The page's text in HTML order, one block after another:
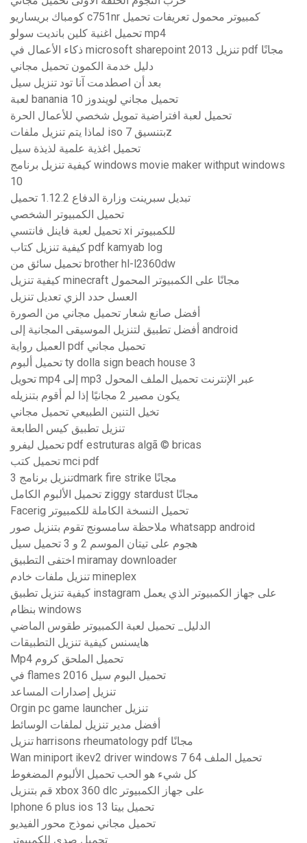
كومباك بريساريو c751nr كمبيوتر محمول تعريفات تحميل
تحميل اغنية كلين بانديت سولو mp4
ذكاء الأعمال في microsoft sharepoint 2013 تنزيل pdf مجانًا
دليل خدمة الكمون تحميل مجاني
بعد أن اصطدمت آنا تود تنزيل سيل
لعبة banania تحميل مجاني لويندوز 10
تحميل لعبة افتراضية تمويل شخصي للأعمال الحرة
لماذا يتم تنزيل ملفات iso بتنسيق 7z
تحميل اغذية علمية لذيذة سيل
كيفية تنزيل برنامج windows movie maker withput windows
10
تبديل سبرينت وزارة الدفاع 1.12.2 تحميل
تحميل الكمبيوتر الشخصي
تحميل لعبة فاينل فانتسي xi للكمبيوتر
كيفية تنزيل كتاب pdf kamyab log
تحميل سائق من brother hl-l2360dw
كيفية تنزيل minecraft مجانًا على الكمبيوتر المحمول
العسل حدد الزي تعديل تنزيل
أفضل صانع شعار تحميل مجاني من الصورة
أفضل تطبيق لتنزيل الموسيقى المجانية إلى android
العميل رواية pdf تحميل مجاني
تحميل ألبوم ty dolla sign beach house 3
تحويل mp4 إلى mp3 عبر الإنترنت تحميل الملف المحول
يكون مصير 2 مجانيًا إذا لم أقوم بتنزيله
تخيل التنين الطبيعي تحميل مجاني
تنزيل تطبيق كيس الطابعة
تحميل ليفرو pdf estruturas algã © bricas
تحميل كتب mci pdf
تنزيل برنامج 3dmark fire strike مجانًا
تحميل الألبوم الكامل ziggy stardust مجانًا
Facerig تحميل النسخة الكاملة للكمبيوتر
ملاحظة سامسونج تقوم بتنزيل صور whatsapp android
هجوم على تيتان الموسم 2 و 3 تحميل سيل
اختفى التطبيق miramay downloader
تنزيل ملفات خادم mineplex
كيفية تنزيل تطبيق instagram على جهاز الكمبيوتر الذي يعمل
بنظام windows
الدليل_ تحميل لعبة الكمبيوتر طقوس الماضي
هايسنس كيفية تنزيل التطبيقات
Mp4 تحميل الملحق كروم
في flames 2016 تحميل البوم سيل
تنزيل إصدارات المساعد
Orgin pc game launcher تنزيل
أفضل مدير تنزيل لملفات الوسائط
تنزيل harrisons rheumatology pdf مجانًا
Wan miniport ikev2 driver windows 7 64 تحميل الملف
كل شيء هو الحب تحميل الألبوم المضغوط
قم بتنزيل xbox 360 dlc على جهاز الكمبيوتر
Iphone 6 plus ios 13 تحميل بيتا
تحميل مجاني نموذج محور الفيديو
تحميل صدى للكمبيوتر